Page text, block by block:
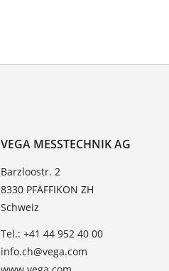
VEGA MESSTECHNIK AG
Barzloostr. 2
8330 PFÄFFIKON ZH
Schweiz
Tel.: +41 44 952 40 00
info.ch@vega.com